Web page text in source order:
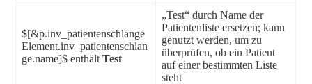
$[&p.inv_patientenschlange
Element.inv_patientenschlan
ge.name]$ enthält Test
„Test“ durch Name der
Patientenliste ersetzen; kann
genutzt werden, um zu
überprüfen, ob ein Patient
auf einer bestimmten Liste
steht